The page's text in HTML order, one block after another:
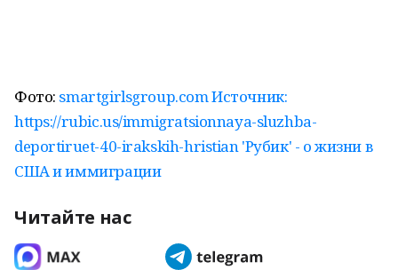
Фото: smartgirlsgroup.com Источник:
https://rubic.us/immigratsionnaya-sluzhba-
deportiruet-40-irakskih-hristian 'Рубик' - о жизни в
США и иммиграции
Читайте нас